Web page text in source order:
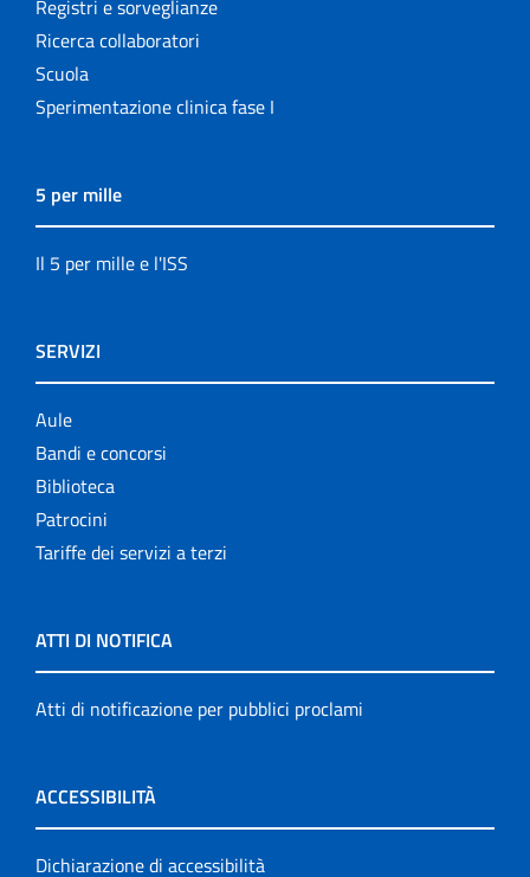
Registri e sorveglianze
Ricerca collaboratori
Scuola
Sperimentazione clinica fase I
5 per mille
Il 5 per mille e l'ISS
SERVIZI
Aule
Bandi e concorsi
Biblioteca
Patrocini
Tariffe dei servizi a terzi
ATTI DI NOTIFICA
Atti di notificazione per pubblici proclami
ACCESSIBILITÀ
Dichiarazione di accessibilità